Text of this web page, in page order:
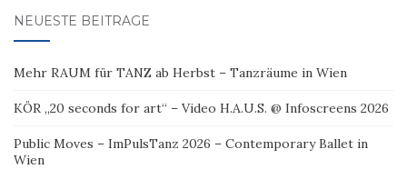
NEUESTE BEITRÄGE
Mehr RAUM für TANZ ab Herbst – Tanzräume in Wien
KÖR „20 seconds for art“ – Video H.A.U.S. @ Infoscreens 2026
Public Moves – ImPulsTanz 2026 – Contemporary Ballet in
Wien